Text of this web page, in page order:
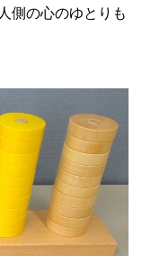
側の心のゆとりも